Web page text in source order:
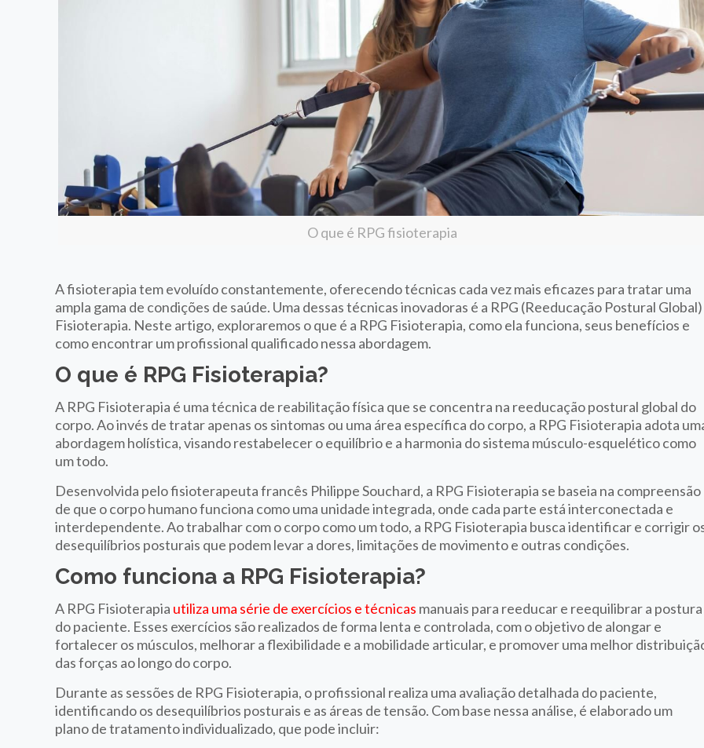
O que é RPG fisioterapia
A fisioterapia tem evoluído constantemente, oferecendo técnicas cada vez mais eficazes para tratar uma
ampla gama de condições de saúde. Uma dessas técnicas inovadoras é a RPG (Reeducação Postural Global)
Fisioterapia. Neste artigo, exploraremos o que é a RPG Fisioterapia, como ela funciona, seus benefícios e
como encontrar um profissional qualificado nessa abordagem.
O que é RPG Fisioterapia?
A RPG Fisioterapia é uma técnica de reabilitação física que se concentra na reeducação postural global do
corpo. Ao invés de tratar apenas os sintomas ou uma área específica do corpo, a RPG Fisioterapia adota
abordagem holística, visando restabelecer o equilíbrio e a harmonia do sistema músculo-esquelético como
um todo.
Desenvolvida pelo fisioterapeuta francês Philippe Souchard, a RPG Fisioterapia se baseia na compreensão
de que o corpo humano funciona como uma unidade integrada, onde cada parte está interconectada e
interdependente. Ao trabalhar com o corpo como um todo, a RPG Fisioterapia busca identificar e corrigir
desequilíbrios posturais que podem levar a dores, limitações de movimento e outras condições.
Como funciona a RPG Fisioterapia?
A RPG Fisioterapia utiliza uma série de exercícios e técnicas manuais para reeducar e reequilibrar a postura
do paciente. Esses exercícios são realizados de forma lenta e controlada, com o objetivo de alongar e
fortalecer os músculos, melhorar a flexibilidade e a mobilidade articular, e promover uma melhor
das forças ao longo do corpo.
Durante as sessões de RPG Fisioterapia, o profissional realiza uma avaliação detalhada do paciente,
identificando os desequilíbrios posturais e as áreas de tensão. Com base nessa análise, é elaborado um
plano de tratamento individualizado, que pode incluir: